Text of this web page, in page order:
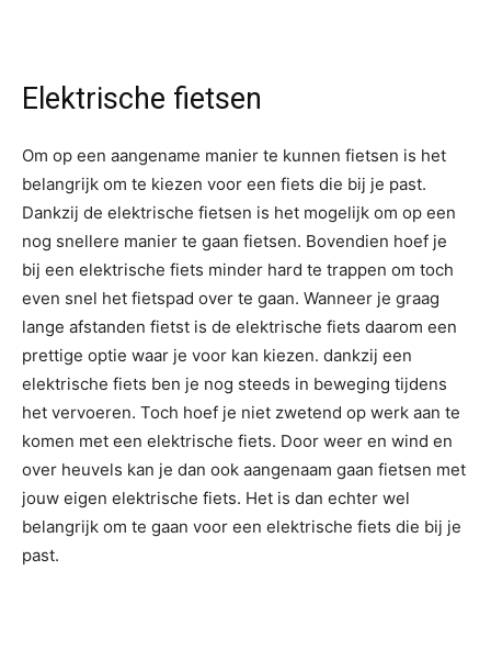
Elektrische fietsen
Om op een aangename manier te kunnen fietsen is het
belangrijk om te kiezen voor een fiets die bij je past.
Dankzij de elektrische fietsen is het mogelijk om op een
nog snellere manier te gaan fietsen. Bovendien hoef je
bij een elektrische fiets minder hard te trappen om toch
even snel het fietspad over te gaan. Wanneer je graag
lange afstanden fietst is de elektrische fiets daarom een
prettige optie waar je voor kan kiezen. dankzij een
elektrische fiets ben je nog steeds in beweging tijdens
het vervoeren. Toch hoef je niet zwetend op werk aan te
komen met een elektrische fiets. Door weer en wind en
over heuvels kan je dan ook aangenaam gaan fietsen met
jouw eigen elektrische fiets. Het is dan echter wel
belangrijk om te gaan voor een elektrische fiets die bij je
past.